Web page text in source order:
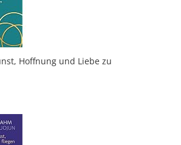
Hoffnung und Liebe zu